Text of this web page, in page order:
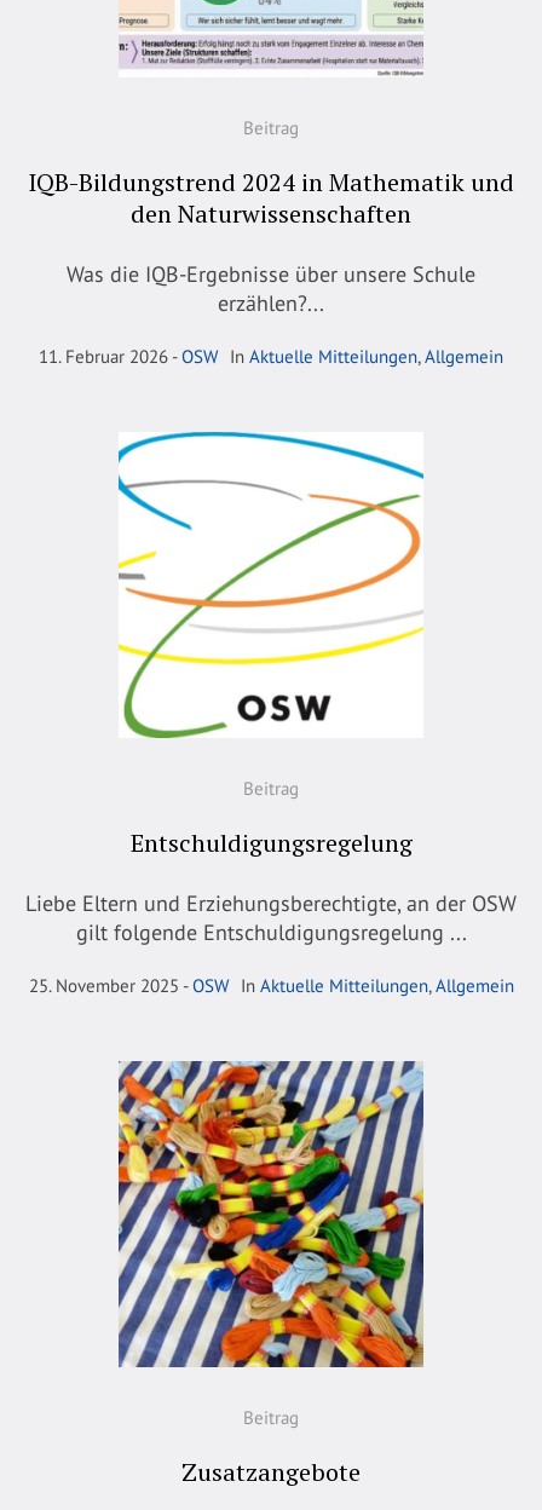
Beitrag
IQB-Bildungstrend 2024 in Mathematik und
den Naturwissenschaften
Was die IQB-Ergebnisse über unsere Schule
erzählen?...
11. Februar 2026 OSW In Aktuelle Mitteilungen,Allgemein
Beitrag
Entschuldigungsregelung
Liebe Eltern und Erziehungsberechtigte, an der OSW
gilt folgende Entschuldigungsregelung ...
25. November 2025 OSW In Aktuelle Mitteilungen,Allgemein
Beitrag
Zusatzangebote